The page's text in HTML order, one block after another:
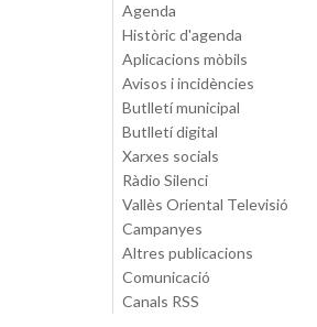
Agenda
Històric d'agenda
Aplicacions mòbils
Avisos i incidències
Butlletí municipal
Butlletí digital
Xarxes socials
Ràdio Silenci
Vallès Oriental Televisió
Campanyes
Altres publicacions
Comunicació
Canals RSS